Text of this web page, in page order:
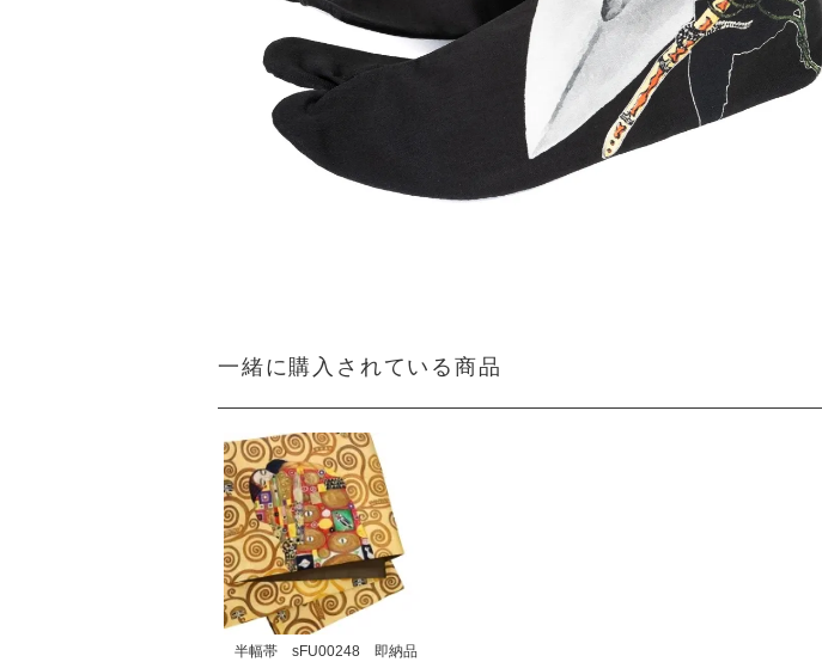
一緒に購入されている商品
半幅帯 sFU00248 即納品